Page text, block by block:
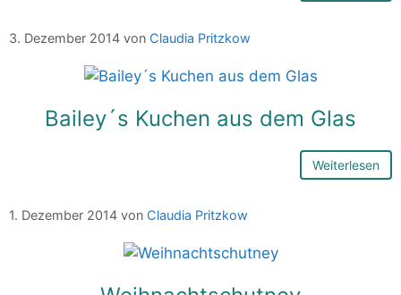
3. Dezember 2014 von Claudia Pritzkow
Bailey´s Kuchen aus dem Glas
Weiterlesen
1. Dezember 2014 von Claudia Pritzkow